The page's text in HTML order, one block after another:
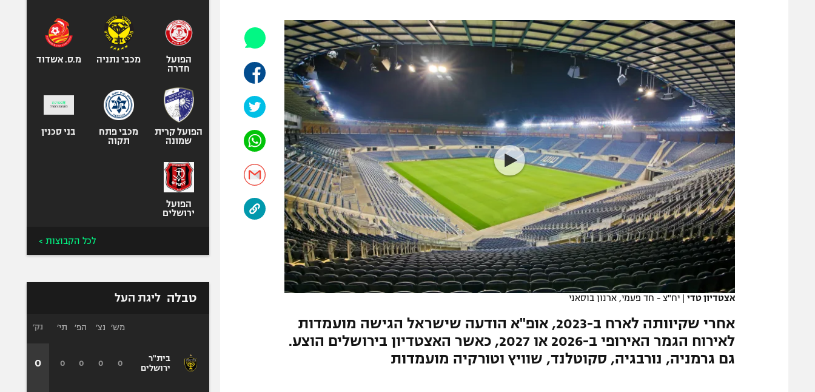
תקנון משתתפים וזוכים בפרסים
תקנון עבור פעילות אלקטרה
תקנון עבור פעילות ספורט 1 – "מרלן"
טניס
גיימינג E-Sports
תנאי שימוש
מדיניות פרטיות
תקנון פעילות ספורט 1
רשיון להקרנה פומבית לבית עסק
הצטרפות לחבילת הערוצים
לוח דרושים – ג'ובנט
תגיות
הפועל תל אביב
הפועל חיפה
הפועל באר שבע
מכבי נתניה
ליגה סינית
ליגה ברזילאית
ליגות נוספות
אופניים
ספורט מוטורי
כדורמים
בייסבול MLB
ספורט אתגרי
אומנויות לחימה
אצטדיון טדי | יח"צ - חד פעמי, ארנון בוסאני
אחרי שקיוותה לארח ב-2023, אופ"א הודעה שישראל הגישה מועמדות
לאירוח הגמר האירופי ב-2026 או 2027, כאשר האצטדיון בירושלים הוצע.
גם גרמניה, נורבגיה, סקוטלנד, שוויץ וטורקיה מועמדות
הפועל
חדרה
מכבי נתניה מ.ס. אשדוד
הפועל קרית
שמונה
מכבי פתח
תקוה
בני סכנין
הפועל
ירושלים
לכל הקבוצות >
טבלה ליגת העל
בית"ר
ירושלים
מש׳ נצ׳ הפ׳ תי׳
0
0
0
0
נק׳
0